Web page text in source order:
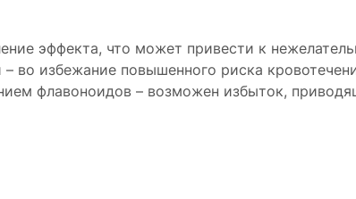
эффекта, что может привести к
во избежание повышенного риска
флавоноидов – возможен избыток,